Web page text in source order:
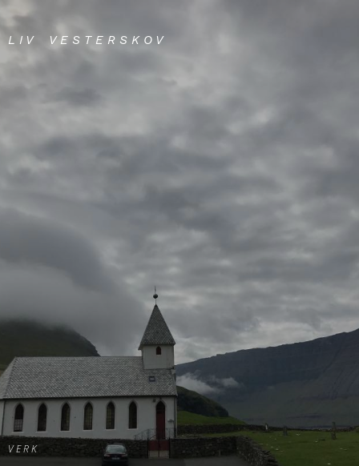
L I V V E S T E R S K O V
V E R K